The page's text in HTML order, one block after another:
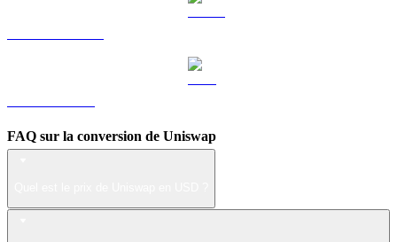
FAQ sur la conversion de Uniswap